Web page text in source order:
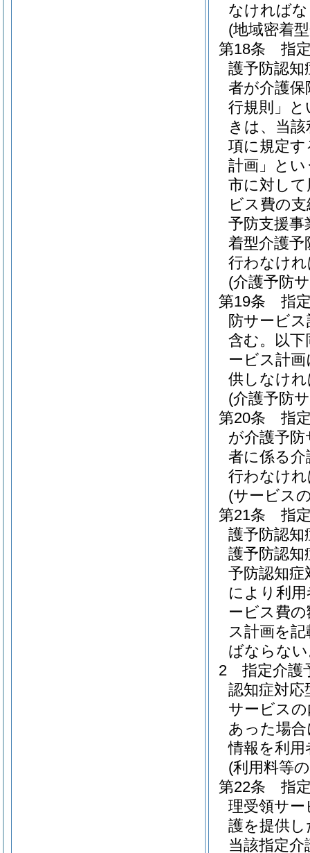
なければ
(地域密着
第18条
指
護予防認知
者が介護保
行規則」と
きは、当
項に規定
計画」とい
市に対し
ビス費の
予防支援
着型介護
行わなけ
(介護予防
第19条
指
防サービ
含む。以下
ービス計
供しなけ
(介護予防
第20条
指
が介護予
者に係る
行わなけ
(サービス
第21条
指
護予防認知
護予防認知
予防認知症
により利
ービス費
ス計画を
ばならな
2
指定介護
認知症対
サービス
あった場
情報を利
(利用料等
第22条
指
理受領サー
護を提供
当該指定